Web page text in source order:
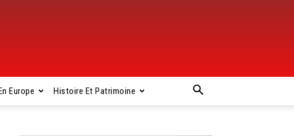
Europe Histoire Et Patrimoine